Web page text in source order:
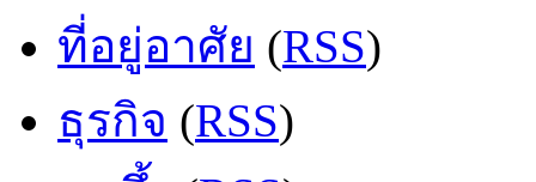
ที่อยู่อาศัย (RSS)
ธุรกิจ (RSS)